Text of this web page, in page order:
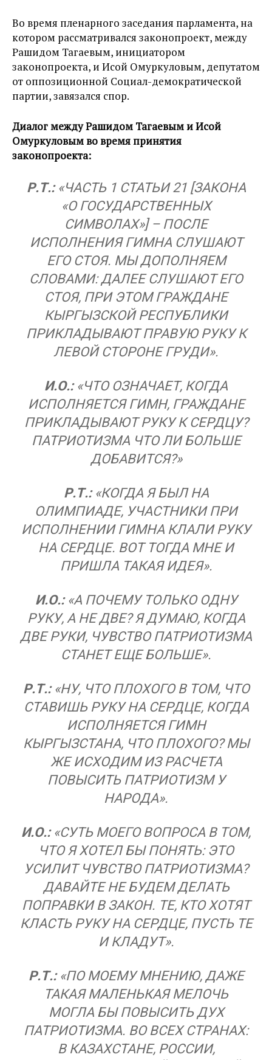
Во время пленарного заседания парламента, на
котором рассматривался законопроект, между
Рашидом Тагаевым, инициатором
законопроекта, и Исой Омуркуловым, депутатом
от оппозиционной Социал-демократической
партии, завязался спор.
Диалог между Рашидом Тагаевым и Исой
Омуркуловым во время принятия
законопроекта:
Р.Т.:«ЧАСТЬ 1 СТАТЬИ 21 [ЗАКОНА
«О ГОСУДАРСТВЕННЫХ
СИМВОЛАХ»] – ПОСЛЕ
ИСПОЛНЕНИЯ ГИМНА СЛУШАЮТ
ЕГО СТОЯ. МЫ ДОПОЛНЯЕМ
СЛОВАМИ: ДАЛЕЕ СЛУШАЮТ ЕГО
СТОЯ, ПРИ ЭТОМ ГРАЖДАНЕ
КЫРГЫЗСКОЙ РЕСПУБЛИКИ
ПРИКЛАДЫВАЮТ ПРАВУЮ РУКУ К
ЛЕВОЙ СТОРОНЕ ГРУДИ».
И.О.:«ЧТО ОЗНАЧАЕТ, КОГДА
ИСПОЛНЯЕТСЯ ГИМН, ГРАЖДАНЕ
ПРИКЛАДЫВАЮТ РУКУ К СЕРДЦУ?
ПАТРИОТИЗМА ЧТО ЛИ БОЛЬШЕ
ДОБАВИТСЯ?»
Р.Т.:«КОГДА Я БЫЛ НА
ОЛИМПИАДЕ, УЧАСТНИКИ ПРИ
ИСПОЛНЕНИИ ГИМНА КЛАЛИ РУКУ
НА СЕРДЦЕ. ВОТ ТОГДА МНЕ И
ПРИШЛА ТАКАЯ ИДЕЯ».
И.О.:«А ПОЧЕМУ ТОЛЬКО ОДНУ
РУКУ, А НЕ ДВЕ? Я ДУМАЮ, КОГДА
ДВЕ РУКИ, ЧУВСТВО ПАТРИОТИЗМА
СТАНЕТ ЕЩЕ БОЛЬШЕ».
Р.Т.:«НУ, ЧТО ПЛОХОГО В ТОМ, ЧТО
СТАВИШЬ РУКУ НА СЕРДЦЕ, КОГДА
ИСПОЛНЯЕТСЯ ГИМН
КЫРГЫЗСТАНА, ЧТО ПЛОХОГО? МЫ
ЖЕ ИСХОДИМ ИЗ РАСЧЕТА
ПОВЫСИТЬ ПАТРИОТИЗМ У
НАРОДА».
И.О.:«СУТЬ МОЕГО ВОПРОСА В ТОМ,
ЧТО Я ХОТЕЛ БЫ ПОНЯТЬ: ЭТО
УСИЛИТ ЧУВСТВО ПАТРИОТИЗМА?
ДАВАЙТЕ НЕ БУДЕМ ДЕЛАТЬ
ПОПРАВКИ В ЗАКОН. ТЕ, КТО ХОТЯТ
КЛАСТЬ РУКУ НА СЕРДЦЕ, ПУСТЬ ТЕ
И КЛАДУТ».
Р.Т.:«ПО МОЕМУ МНЕНИЮ, ДАЖЕ
ТАКАЯ МАЛЕНЬКАЯ МЕЛОЧЬ
МОГЛА БЫ ПОВЫСИТЬ ДУХ
ПАТРИОТИЗМА. ВО ВСЕХ СТРАНАХ:
В КАЗАХСТАНЕ, РОССИИ,